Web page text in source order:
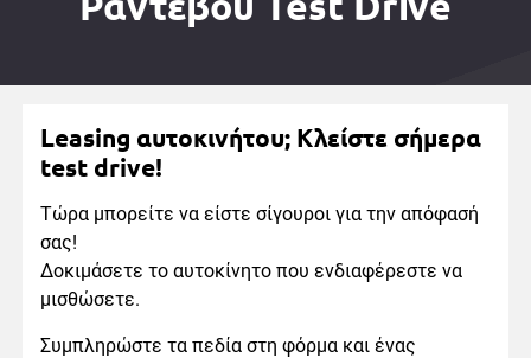
Leasing αυτοκινήτου; Κλείστε σήμερα
test drive!
Τώρα μπορείτε να είστε σίγουροι για την απόφασή
σας!
Δοκιμάσετε το αυτοκίνητο που ενδιαφέρεστε να
μισθώσετε.
Συμπληρώστε τα πεδία στη φόρμα και ένας